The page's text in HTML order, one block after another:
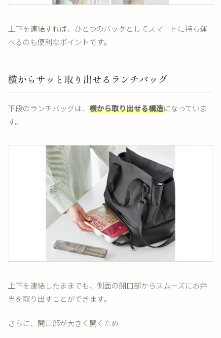
上下を連結すれば、ひとつのバッグとしてスマートに持ち運
べるのも便利なポイントです。
横からサッと取り出せるランチバッグ
下段のランチバッグは、 横から取り出せる構造になっていま
す。
上下を連結したままでも、側面の開口部からスムーズにお弁
当を取り出すことができます。
さらに、開口部が大きく開くため